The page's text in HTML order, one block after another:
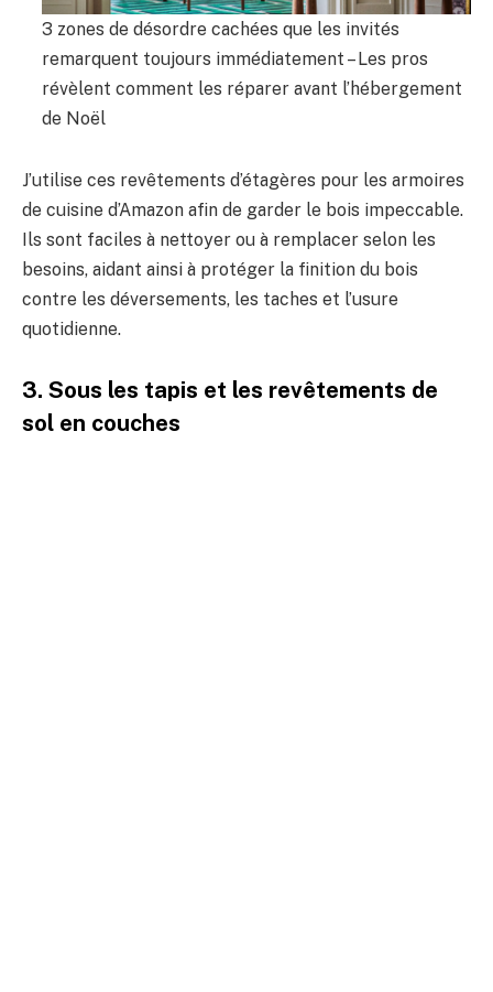
3 zones de désordre cachées que les invités
remarquent toujours immédiatement – ​​Les pros
révèlent comment les réparer avant l’hébergement
de Noël
J’utilise ces revêtements d’étagères pour les armoires
de cuisine d’Amazon afin de garder le bois impeccable.
Ils sont faciles à nettoyer ou à remplacer selon les
besoins, aidant ainsi à protéger la finition du bois
contre les déversements, les taches et l’usure
quotidienne.
3. Sous les tapis et les revêtements de
sol en couches